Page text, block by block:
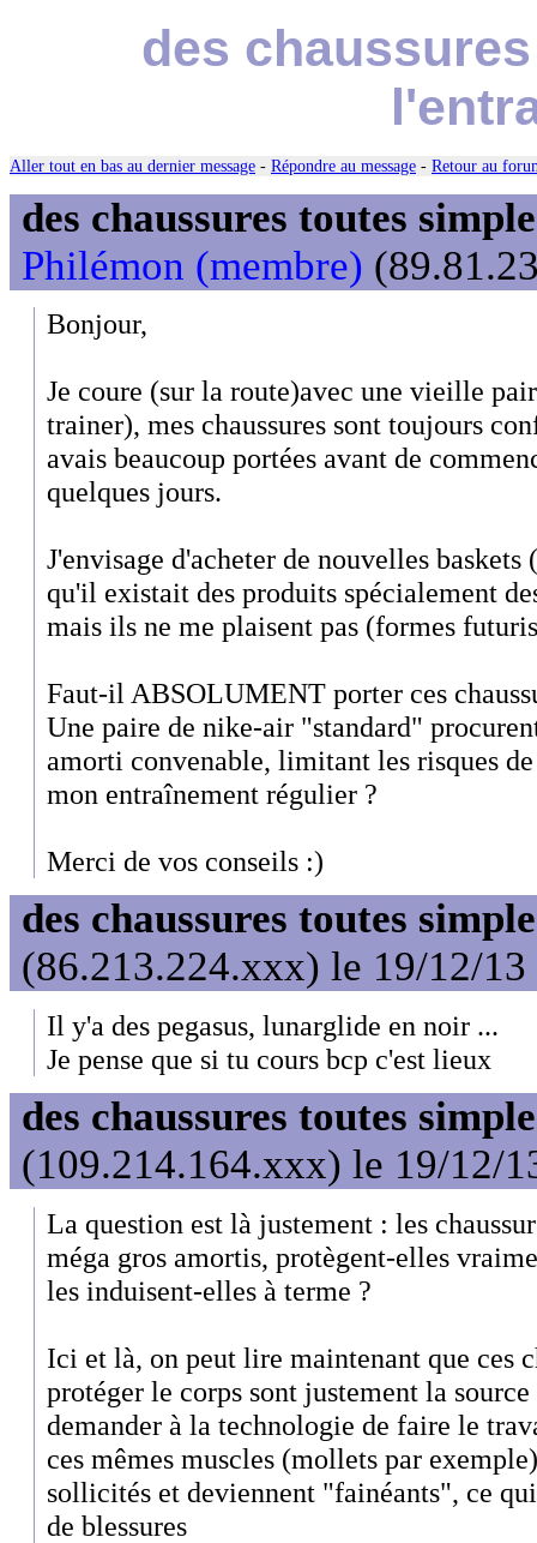
des
Aller tout en bas au dernier message - Répondre au message - Retour au
des chaussures toutes
Philémon (membre)
Bonjour,
Je coure (sur la route)avec une vieille
trainer), mes chaussures sont toujours
avais beaucoup portées avant de
quelques jours.
J'envisage d'acheter de nouvelles
qu'il existait des produits spécialement
mais ils ne me plaisent pas (formes
Faut-il ABSOLUMENT porter ces
Une paire de nike-air "standard"
amorti convenable, limitant les risques de
mon entraînement régulier ?
Merci de vos conseils :)
des chaussures toutes
(86.213.224.xxx) le 19/12/13
Il y'a des pegasus, lunarglide en noir ...
Je pense que si tu cours bcp c'est lieux
des chaussures toutes
(109.214.164.xxx) le 19/12/
La question est là justement : les
méga gros amortis, protègent-elles
les induisent-elles à terme ?
Ici et là, on peut lire maintenant que ces
protéger le corps sont justement la
demander à la technologie de faire le
ces mêmes muscles (mollets par
sollicités et deviennent "fainéants", ce
de blessures